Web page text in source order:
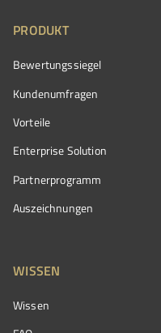
PRODUKT
Bewertungssiegel
Kundenumfragen
Vorteile
Enterprise Solution
Partnerprogramm
Auszeichnungen
WISSEN
Wissen